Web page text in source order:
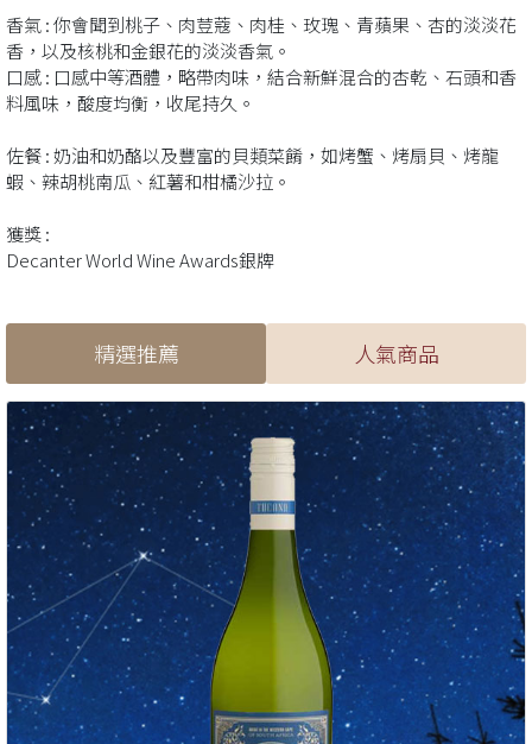
香氣 : 你會聞到桃子、肉荳蔻、肉桂、玫瑰、青蘋果、杏的淡淡花
香，以及核桃和金銀花的淡淡香氣。
口感 : 口感中等酒體，略帶肉味，結合新鮮混合的杏乾、石頭和香
料風味，酸度均衡，收尾持久。
佐餐 : 奶油和奶酪以及豐富的貝類菜餚，如烤蟹、烤扇貝、烤龍
蝦、辣胡桃南瓜、紅薯和柑橘沙拉。
獲獎 :
Decanter World Wine Awards銀牌
精選推薦 人氣商品